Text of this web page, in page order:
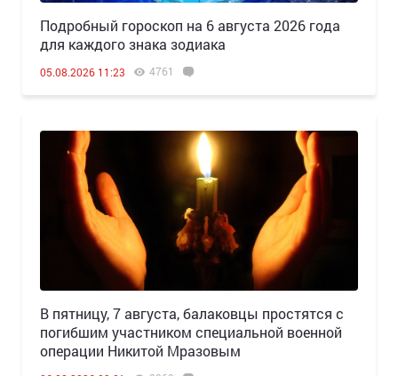
Подробный гороскоп на 6 августа 2026 года
для каждого знака зодиака
05.08.2026 11:23 4761
В пятницу, 7 августа, балаковцы простятся с
погибшим участником специальной военной
операции Никитой Мразовым